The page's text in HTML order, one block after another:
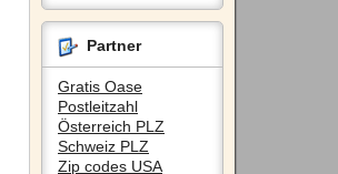
Partner
Gratis Oase
Postleitzahl
Österreich PLZ
Schweiz PLZ
Zip codes USA